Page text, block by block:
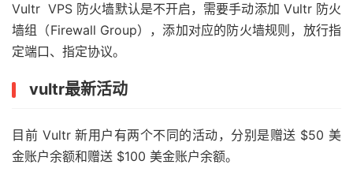
Vultr VPS 防火墙默认是不开启，需要手动添加 Vultr 防火
墙组（Firewall Group），添加对应的防火墙规则，放行指
定端口、指定协议。
vultr最新活动
目前 Vultr 新用户有两个不同的活动，分别是赠送 $50 美
金账户余额和赠送 $100 美金账户余额。